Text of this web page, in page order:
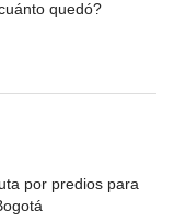
quedó?
por predios para